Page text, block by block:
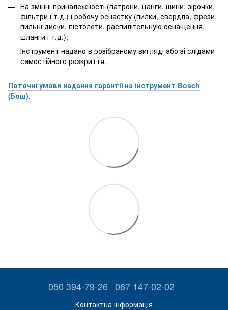
На змінні приналежності (патрони, цанги, шини, зірочки,
фільтри і т.д.) і робочу оснастку (пилки, свердла, фрези,
пильні диски, пістолети, распилітельную оснащення,
шланги і т.д.);
Інструмент надано в розібраному вигляді або зі слідами
самостійного розкриття.
Поточні умови надання гарантії на інструмент Bosch
(Бош).
050 394-79-26 067 147-02-02
Контактна інформація